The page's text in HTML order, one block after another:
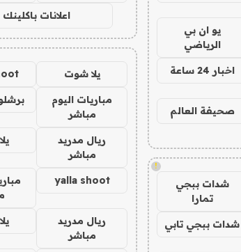
يو ان بي
الرياضي
اخبار 24 ساعة
صحيفة العالم
!
شدات ببجي
تمارا
شدات ببجي تابي
اعلانات باكلينك
يلا شوت
مباريات اليوم
مباشر
ريال مدريد
مباشر
yalla shoot
ريال مدريد
مباشر